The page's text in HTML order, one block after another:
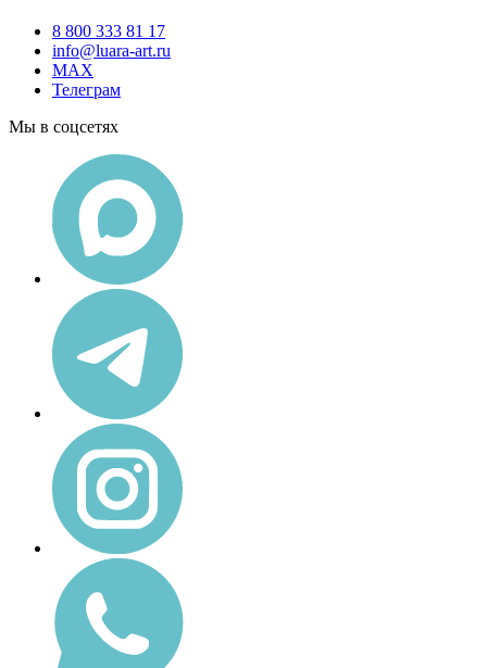
8 800 333 81 17
info@luara-art.ru
MAX
Телеграм
Мы в соцсетях